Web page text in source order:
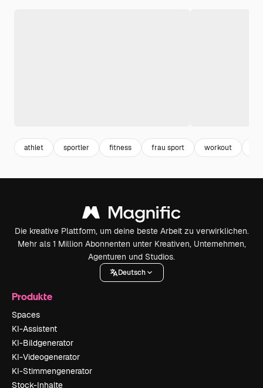
athlet sportler fitness frau sport workout
Die kreative Plattform, um deine beste Arbeit zu verwirklichen.
Mehr als 1 Million Abonnenten unter Kreativen, Unternehmen,
Agenturen und Studios.
Deutsch
Produkte
Spaces
KI-Assistent
KI-Bildgenerator
KI-Videogenerator
KI-Stimmengenerator
Stock-Inhalte